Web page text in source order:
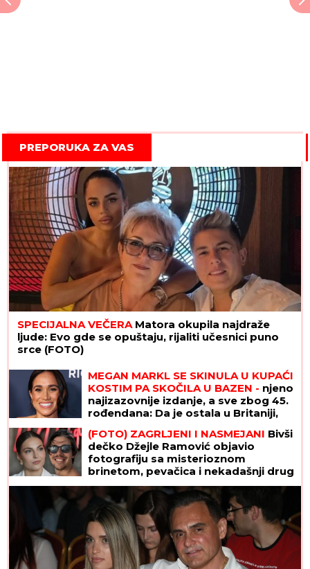
PREPORUKA ZA VAS
SPECIJALNA VEČERA Matora okupila najdraže
ljude: Evo gde se opuštaju, rijaliti učesnici puno
srce (FOTO)
MEGAN MARKL SE SKINULA U KUPAĆI
KOSTIM PA SKOČILA U BAZEN - njeno
najizazovnije izdanje, a sve zbog 45.
rođendana: Da je ostala u Britaniji,
zabranjena
(FOTO) ZAGRLJENI I NASMEJANI Bivši
dečko Džejle Ramović objavio
fotografiju sa misterioznom
brinetom, pevačica i nekadašnji drug
pali u zaborav